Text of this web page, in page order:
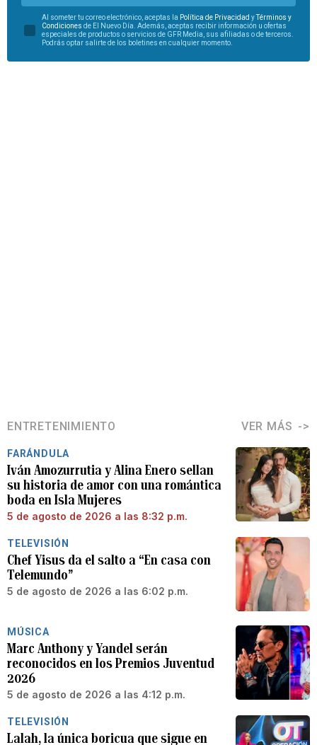
Al someter tu correo electrónico, aceptas la Política de Privacidad yTérminos y
Condiciones de El Nuevo Día. Además, aceptas recibir información u ofertas
especiales de productos o servicios de GFR Media, sus afiliadas o de terceros.
Podrás optar salirte de los boletines en cualquier momento.
ENTRETENIMIENTO VER MÁS
FARÁNDULA
Iván Amozurrutia y Alina Enero sellan
su historia de amor con una romántica
boda en Isla Mujeres
5 de agosto de 2026 a las 8:32 p.m.
TELEVISIÓN
Chef Yisus da el salto a “En casa con
Telemundo”
5 de agosto de 2026 a las 6:02 p.m.
MÚSICA
Marc Anthony y Yandel serán
reconocidos en los Premios Juventud
2026
5 de agosto de 2026 a las 4:12 p.m.
TELEVISIÓN
Lalah, la única boricua que sigue en